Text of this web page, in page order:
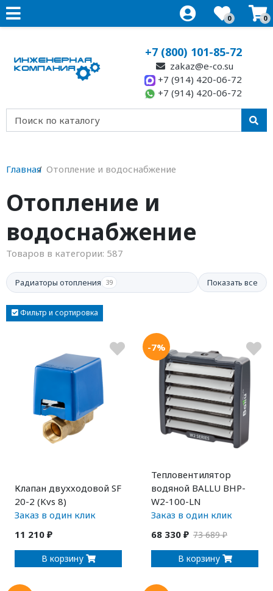
0 0
+7 (800) 101-85-72
zakaz@e-co.su
+7 (914) 420-06-72
+7 (914) 420-06-72
Главная Отопление и водоснабжение
Отопление и
водоснабжение
Товаров в категории: 587
Радиаторы отопления 39 Показать все
Фильтр и сортировка
Клапан двухходовой SF
20-2 (Kvs 8)
Заказ в один клик
11 210 ₽
В корзину
-7%
Тепловентилятор
водяной BALLU BHP-
W2-100-LN
Заказ в один клик
68 330 ₽ 73 689 ₽
В корзину